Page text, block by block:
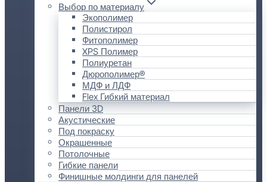
Выбор по материалу
Экополимер
Полистирол
Фитополимер
XPS Полимер
Полиуретан
Дюрополимер®
МДФ и ЛДФ
Flex Гибкий материал
Панели 3D
Акустические
Под покраску
Окрашенные
Потолочные
Гибкие панели
Финишные молдинги для панелей